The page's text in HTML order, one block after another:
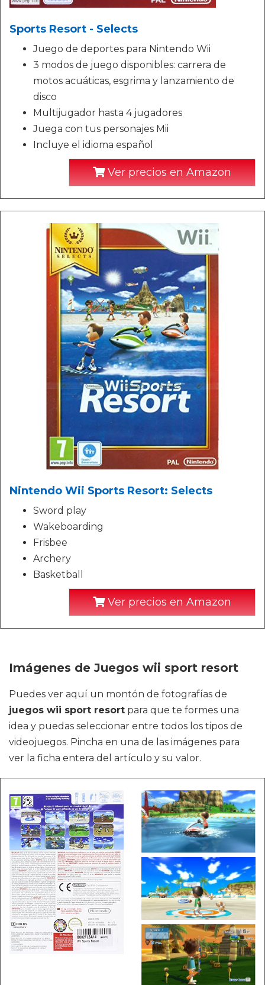
Sports Resort - Selects
Juego de deportes para Nintendo Wii
3 modos de juego disponibles: carrera de
motos acuáticas, esgrima y lanzamiento de
disco
Multijugador hasta 4 jugadores
Juega con tus personajes Mii
Incluye el idioma español
Ver precios en Amazon
Nintendo Wii Sports Resort: Selects
Sword play
Wakeboarding
Frisbee
Archery
Basketball
Ver precios en Amazon
Imágenes de Juegos wii sport resort
Puedes ver aquí un montón de fotografías de
juegos wii sport resort para que te formes una
idea y puedas seleccionar entre todos los tipos de
videojuegos. Pincha en una de las imágenes para
ver la ficha entera del artículo y su valor.